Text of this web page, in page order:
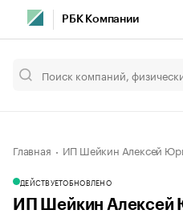
РБК Компании
Главная ИП Шейкин Алексей
ДЕЙСТВУЕТОБНОВЛЕНО
ИП Шейкин